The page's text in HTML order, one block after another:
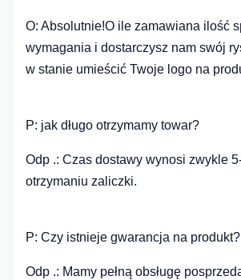
O: Absolutnie!O ile zamawiana ilość
wymagania i dostarczysz nam swój
w stanie umieścić Twoje logo na
P: jak długo otrzymamy towar?
Odp .: Czas dostawy wynosi zwykle
otrzymaniu zaliczki.
P: Czy istnieje gwarancja na produkt?
Odp .: Mamy pełną obsługę